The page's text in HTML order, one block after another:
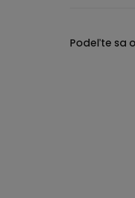
Podeľte sa